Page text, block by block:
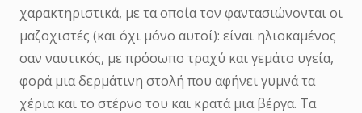
χαρακτηριστικά, με τα οποία τον φαντασιώνονται οι
μαζοχιστές (και όχι μόνο αυτοί): είναι ηλιοκαμένος
σαν ναυτικός, με πρόσωπο τραχύ και γεμάτο υγεία,
φορά μια δερμάτινη στολή που αφήνει γυμνά τα
χέρια και το στέρνο του και κρατά μια βέργα. Τα